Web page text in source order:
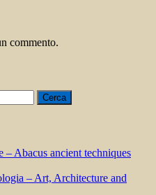
commento.
– Abacus ancient techniques
– Art, Architecture and